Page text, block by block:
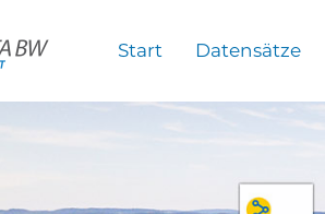
Start Datensätze